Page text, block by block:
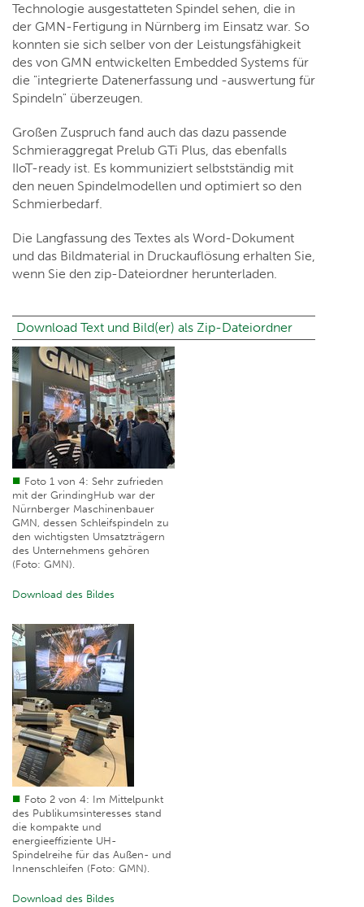
Technologie ausgestatteten Spindel sehen, die in
der GMN-Fertigung in Nürnberg im Einsatz war. So
konnten sie sich selber von der Leistungsfähigkeit
des von GMN entwickelten Embedded Systems für
die "integrierte Datenerfassung und -auswertung für
Spindeln" überzeugen.
Großen Zuspruch fand auch das dazu passende
Schmieraggregat Prelub GTi Plus, das ebenfalls
IIoT-ready ist. Es kommuniziert selbstständig mit
den neuen Spindelmodellen und optimiert so den
Schmierbedarf.
Die Langfassung des Textes als Word-Dokument
und das Bildmaterial in Druckauflösung erhalten Sie,
wenn Sie den zip-Dateiordner herunterladen.
Download Text und Bild(er) als Zip-Dateiordner
Foto 1 von 4: Sehr zufrieden
mit der GrindingHub war der
Nürnberger Maschinenbauer
GMN, dessen Schleifspindeln zu
den wichtigsten Umsatzträgern
des Unternehmens gehören
(Foto: GMN).
Download des Bildes
Foto 2 von 4: Im Mittelpunkt
des Publikumsinteresses stand
die kompakte und
energieeffiziente UH-
Spindelreihe für das Außen- und
Innenschleifen (Foto: GMN).
Download des Bildes